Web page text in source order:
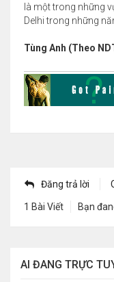
là một trong những
Delhi trong những
Tùng Anh (Theo
Đăng trả lời
1 Bài Viết Bạn
AI ĐANG TRỰC